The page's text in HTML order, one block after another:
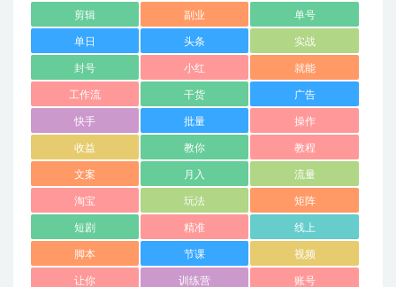
剪辑 副业 单号
单日 头条 实战
封号 小红 就能
工作流 干货 广告
快手 批量 操作
收益 教你 教程
文案 月入 流量
淘宝 玩法 矩阵
短剧 精准 线上
脚本 节课 视频
让你 训练营 账号